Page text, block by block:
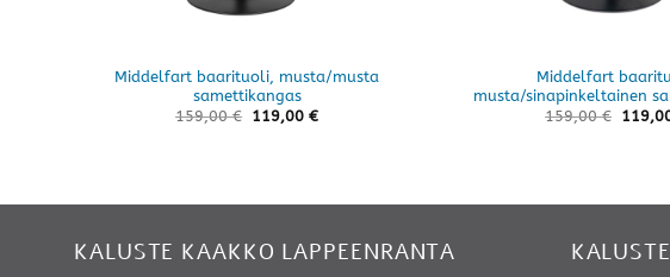
Middelfart baarituoli, musta/musta
samettikangas
159,00€ 119,00 €
Middelfart
musta/sinapinkeltainen
159,00€
KALUSTE KAAKKO LAPPEENRANTA